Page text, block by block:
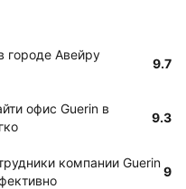
городе Авейру
9.7
офис Guerin в
9.3
компании Guerin
9